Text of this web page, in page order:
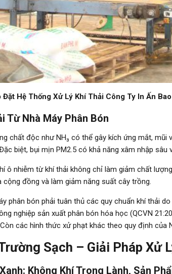
Đặt Hệ Thống Xử Lý Khí Thải Công Ty In Ấn
Từ Nhà Máy Phân Bón
chất độc như NH₃ có thể gây kích ứng mắt, mũi
biệt, bụi mịn PM2.5 có khả năng xâm nhập
ô nhiễm từ khí thải không chỉ làm giảm chất
đồng và làm giảm năng suất cây trồng.
phân bón phải tuân thủ các quy chuẩn khí thải
nghiệp sản xuất phân bón hóa học (QCVN
các hình thức xử phạt khác theo quy định của
Sạch – Giải Pháp Xử
Không Khí Trong Lành, Sản